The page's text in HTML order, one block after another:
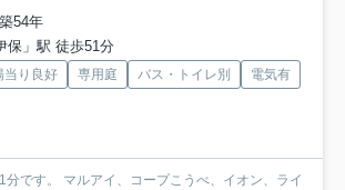
54年
保」駅 徒歩51分
当り良好 専用庭 バス・トイレ別
電気有
分です。 マルアイ、コープこうべ、イオン、ライ